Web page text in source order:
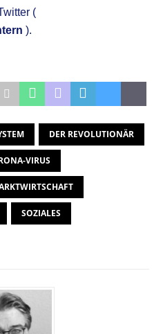
(
).
DER REVOLUTIONÄR
VIRUS
SOZIALES